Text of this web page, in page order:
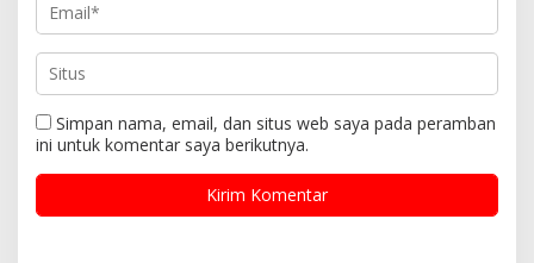
Simpan nama, email, dan situs web saya pada peramban
ini untuk komentar saya berikutnya.